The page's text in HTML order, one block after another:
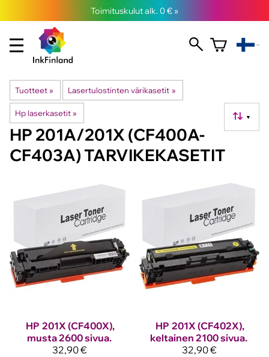
Toimituskulut alk. 0 € »
Tuotteet ‪» Lasertulostinten värikasetit ‪»
Hp laserkasetit ‪» ▼
HP 201A/201X (CF400A-
CF403A) TARVIKEKASETIT
HP 201X (CF400X),
musta 2600 sivua.
32,90 €
HP 201X (CF402X),
keltainen 2100 sivua.
32,90 €